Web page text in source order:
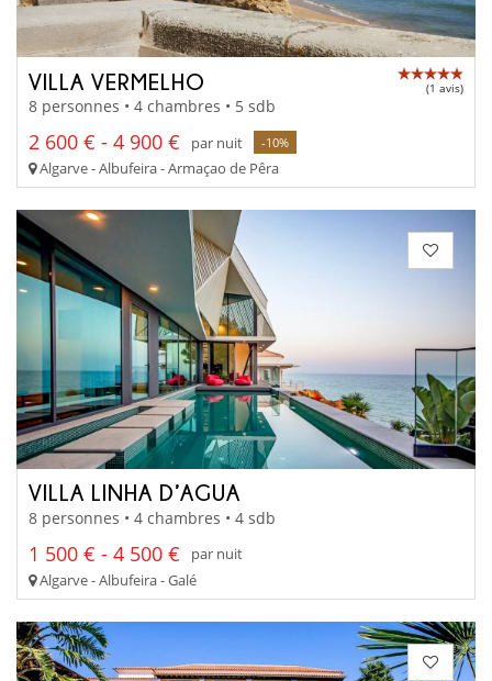
VILLA VERMELHO (1 avis)
8 personnes • 4 chambres • 5 sdb
2 600 € - 4 900 € par nuit -10%
Algarve - Albufeira - Armaçao de Pêra
VILLA LINHA D’AGUA
8 personnes • 4 chambres • 4 sdb
1 500 € - 4 500 €
par nuit
Algarve - Albufeira - Galé